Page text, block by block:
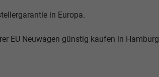
in Europa.
EU Neuwagen günstig kaufen in Hamburg